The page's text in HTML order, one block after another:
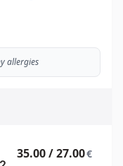
allergies
35.00 / 27.00€